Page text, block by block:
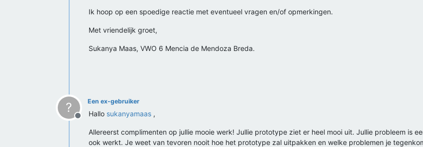
Ik hoop op een spoedige reactie met eventueel vragen en/of opmerkingen.
Met vriendelijk groet,
Sukanya Maas, VWO 6 Mencia de Mendoza Breda.
?
Offline
Een ex-gebruiker
Hallo sukanyamaas ,
Allereerst complimenten op jullie mooie werk! Jullie prototype ziet er heel mooi uit. Jullie probleem is
ook werkt. Je weet van tevoren nooit hoe het prototype zal uitpakken en welke problemen je